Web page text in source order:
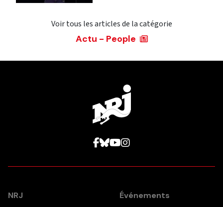
Voir tous les articles de la catégorie
Actu - People
NRJ Événements